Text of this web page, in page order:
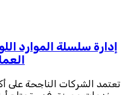
إدارة سلسلة الموارد
تعتمد الشركات الناجحة على